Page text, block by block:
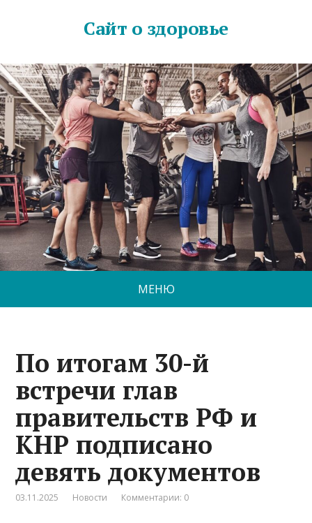
Сайт о здоровье
МЕНЮ
По итогам 30-й
встречи глав
правительств РФ и
КНР подписано
девять документов
03.11.2025 Новости Комментарии: 0